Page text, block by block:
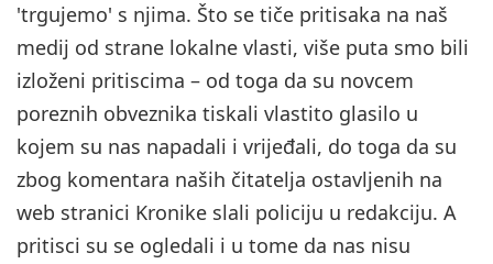
'trgujemo' s njima. Što se tiče pritisaka na naš
medij od strane lokalne vlasti, više puta smo bili
izloženi pritiscima – od toga da su novcem
poreznih obveznika tiskali vlastito glasilo u
kojem su nas napadali i vrijeđali, do toga da su
zbog komentara naših čitatelja ostavljenih na
web stranici Kronike slali policiju u redakciju. A
pritisci su se ogledali i u tome da nas nisu